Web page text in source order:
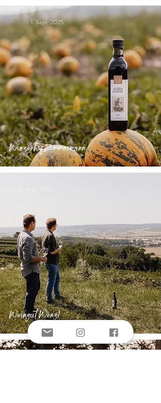
Winzerhof Zimmermann
1. Sept. 2025
Weingut Wenzl